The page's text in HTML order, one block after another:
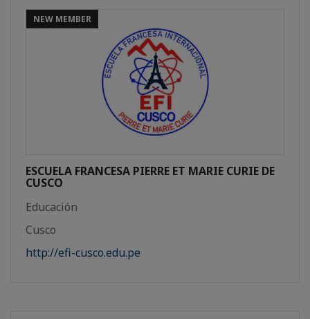
NEW MEMBER
ESCUELA FRANCESA PIERRE ET MARIE CURIE DE
CUSCO
Educación
Cusco
http://efi-cusco.edu.pe